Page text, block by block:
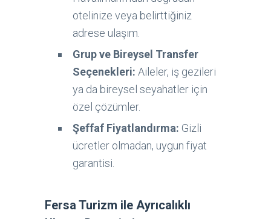
otelinize veya belirttiğiniz
adrese ulaşım.
Grup ve Bireysel Transfer
Seçenekleri: Aileler, iş gezileri
ya da bireysel seyahatler için
özel çözümler.
Şeffaf Fiyatlandırma: Gizli
ücretler olmadan, uygun fiyat
garantisi.
Fersa Turizm ile Ayrıcalıklı